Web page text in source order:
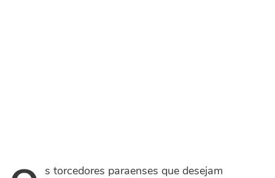
s torcedores paraenses que desejam